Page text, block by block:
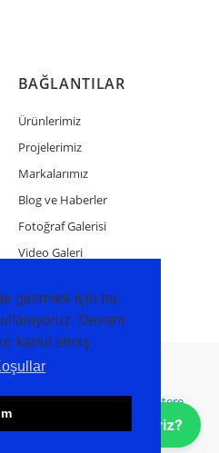
getirmek için bu
Devam
kabul etmiş
BAĞLANTILAR
Ürünlerimiz
Projelerimiz
Markalarımız
Blog ve Haberler
Fotoğraf Galerisi
Video Galeri
Hakları Saklıdır
Şerit Testere
Nasıl Yardımcı Olabiliriz?